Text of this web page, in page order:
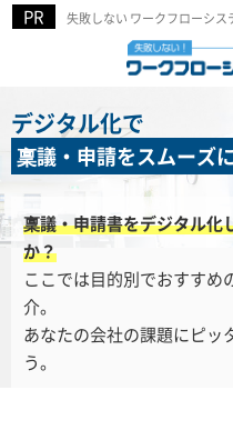
失敗しない ワークフローシス
デジタル化で
稟議・申請をスムーズ
稟議・申請書をデジタル化
か？
ここでは目的別でおすすめ
介。
あなたの会社の課題にピッ
う。